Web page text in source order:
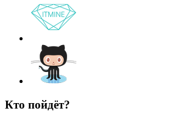
Кто пойдёт?